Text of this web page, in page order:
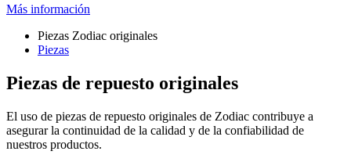
Más información
Piezas Zodiac originales
Piezas
Piezas de repuesto originales
El uso de piezas de repuesto originales de Zodiac contribuye a
asegurar la continuidad de la calidad y de la confiabilidad de
nuestros productos.